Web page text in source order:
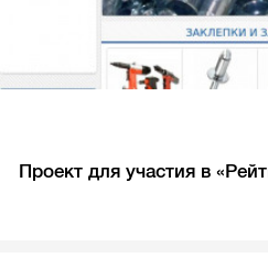
Проект для участия в